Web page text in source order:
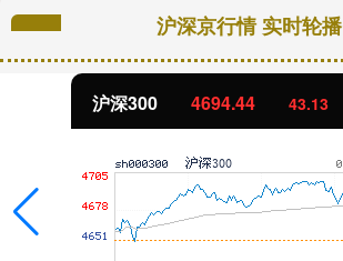
沪深京行情 实时轮播
沪深300 4694.44 43.13